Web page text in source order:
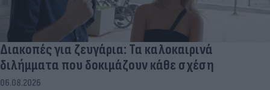
Διακοπές για ζευγάρια: Τα καλοκαιρινά
διλήμματα που δοκιμάζουν κάθε σχέση
06.08.2026